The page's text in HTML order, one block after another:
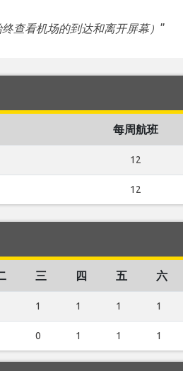
查看机场的到达和离开屏幕） ”
每周航班
12
12
三 四 五 六
1 1 1 1
0 1 1 1